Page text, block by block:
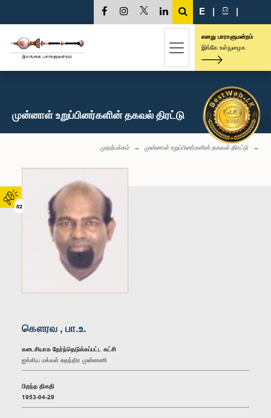
02
E | සි |
எனது பாராளுமன்றம்
இங்கே உள்நுழைக
முன்னாள் உறுப்பினர்களின் தகவல் திரட்டு
முதற்பக்கம் முன்னாள் உறுப்பினர்களின் தகவல் திரட்டு
கௌரவ , பா.உ.
கடைசியாக தேர்ந்தெடுக்கப்பட்ட கட்சி
ஐக்கிய மக்கள் சுதந்திர முன்னணி
பிறந்த திகதி
1953-04-29